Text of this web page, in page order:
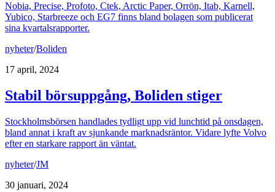
Nobia, Precise, Profoto, Ctek, Arctic Paper, Orrön, Itab, Karnell,
Yubico, Starbreeze och EG7 finns bland bolagen som publicerat
sina kvartalsrapporter.
nyheter/Boliden
17 april, 2024
Stabil börsuppgång, Boliden stiger
Stockholmsbörsen handlades tydligt upp vid lunchtid på onsdagen,
bland annat i kraft av sjunkande marknadsräntor. Vidare lyfte Volvo
efter en starkare rapport än väntat.
nyheter/JM
30 januari, 2024